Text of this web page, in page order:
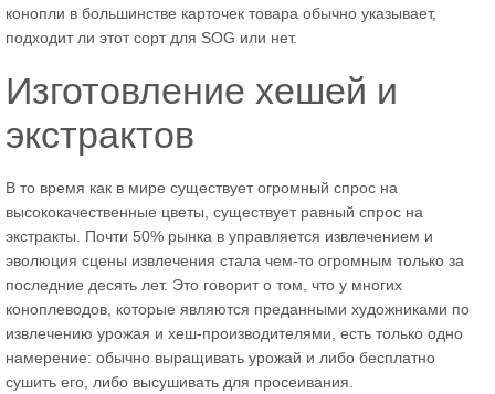
конопли в большинстве карточек товара обычно указывает,
подходит ли этот сорт для SOG или нет.
Изготовление хешей и
экстрактов
В то время как в мире существует огромный спрос на
высококачественные цветы, существует равный спрос на
экстракты. Почти 50% рынка в управляется извлечением и
эволюция сцены извлечения стала чем-то огромным только за
последние десять лет. Это говорит о том, что у многих
коноплеводов, которые являются преданными художниками по
извлечению урожая и хеш-производителями, есть только одно
намерение: обычно выращивать урожай и либо бесплатно
сушить его, либо высушивать для просеивания.